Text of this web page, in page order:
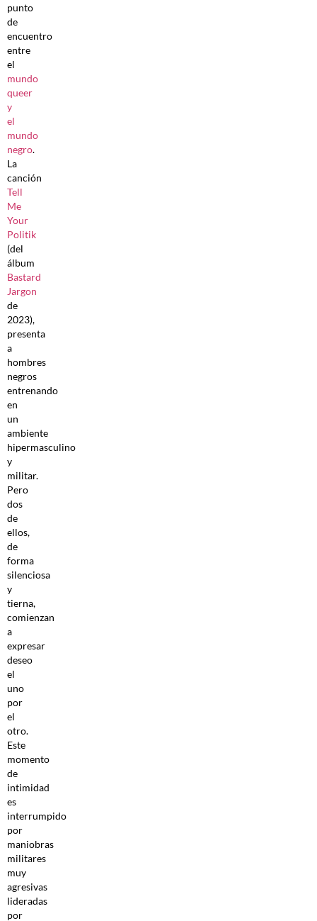
punto
de
encuentro
entre
el
mundo
queer
y
el
mundo
negro.
La
canción
Tell
Me
Your
Politik
(del
álbum
Bastard
Jargon
de
2023),
presenta
a
hombres
negros
entrenando
en
un
ambiente
hipermasculino
y
militar.
Pero
dos
de
ellos,
de
forma
silenciosa
y
tierna,
comienzan
a
expresar
deseo
el
uno
por
el
otro.
Este
momento
de
intimidad
es
interrumpido
por
maniobras
militares
muy
agresivas
lideradas
por